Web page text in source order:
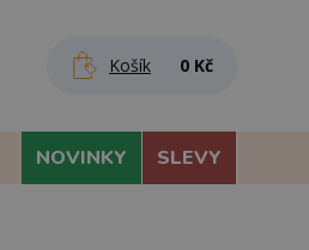
Košík 0 Kč
NOVINKY SLEVY